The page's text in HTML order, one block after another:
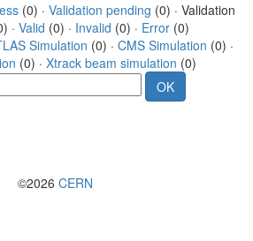
(0) · Validation pending (0) · Validation
· Valid (0) · Invalid (0) · Error (0)
Simulation (0) · CMS Simulation (0) ·
(0) · Xtrack beam simulation (0)
©2026 CERN